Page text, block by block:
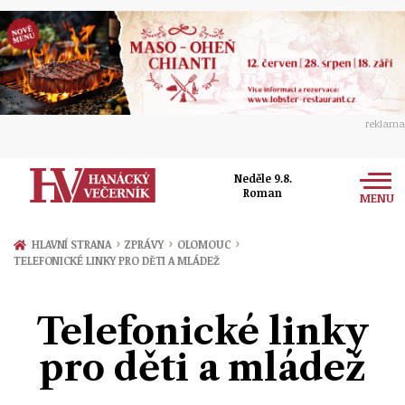
reklama
Neděle 9.8.
Roman
MENU
Zprávy
Prostějov
Přerov
Politika
Ekonomika
Kultura
Hudba
Společnost
Sport
HLAVNÍ STRANA › ZPRÁVY › OLOMOUC ›
TELEFONICKÉ LINKY PRO DĚTI A MLÁDEŽ
Telefonické linky
pro děti a mládež